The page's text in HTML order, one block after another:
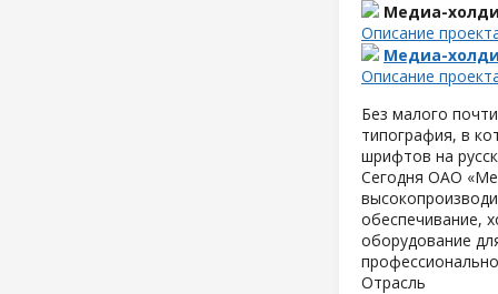
Медиа-
Описание
Медиа-
Описание
Без малого
типография, в
шрифтов на
Сегодня ОАО
обеспечивание,
оборудование
Отрасль